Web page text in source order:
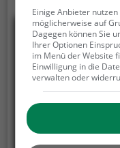
erfahreneren
Menge Platz für
Einige Anbieter
möglicherweise auf
Dagegen können Sie
Ihrer Optionen
im Menü der Website
Einwilligung in die
verwalten oder